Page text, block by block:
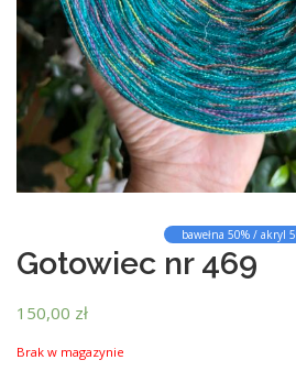
bawełna 50% / akryl
Gotowiec nr 469
150,00 zł
Brak w magazynie